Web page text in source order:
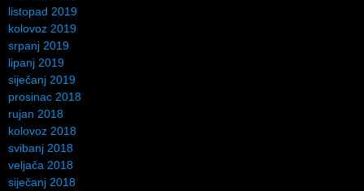
listopad 2019
kolovoz 2019
srpanj 2019
lipanj 2019
siječanj 2019
prosinac 2018
rujan 2018
kolovoz 2018
svibanj 2018
veljača 2018
siječanj 2018